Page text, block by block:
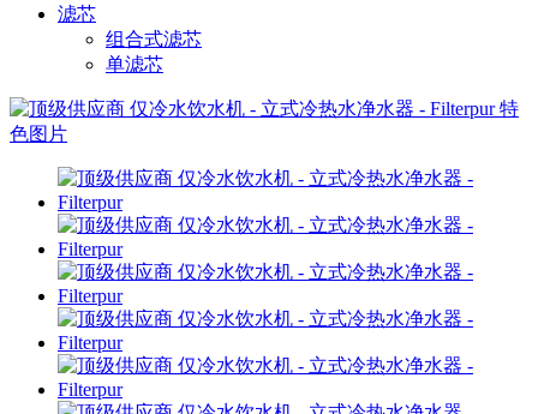
滤芯
组合式滤芯
单滤芯